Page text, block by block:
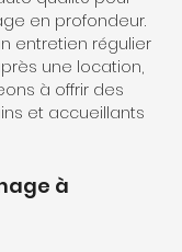
en profondeur.
entretien régulier
une location,
à offrir des
et accueillants
à